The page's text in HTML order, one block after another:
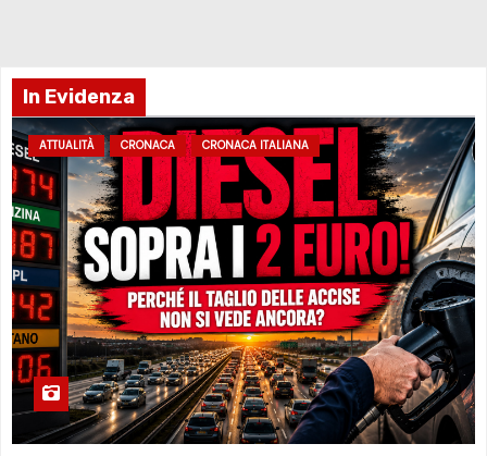
In Evidenza
ATTUALITÀ CRONACA CRONACA ITALIANA